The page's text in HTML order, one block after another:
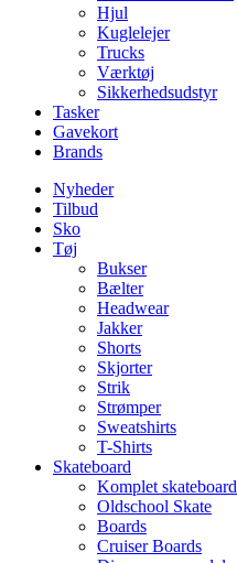
Hjul
Kuglelejer
Trucks
Værktøj
Sikkerhedsudstyr
Tasker
Gavekort
Brands
Nyheder
Tilbud
Sko
Tøj
Bukser
Bælter
Headwear
Jakker
Shorts
Skjorter
Strik
Strømper
Sweatshirts
T-Shirts
Skateboard
Komplet skateboard
Oldschool Skate
Boards
Cruiser Boards